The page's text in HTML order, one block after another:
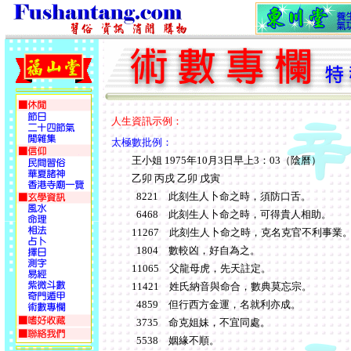
人生資訊示例：
太極數批例：
王小姐 1975年10月3日早上3：03（陰曆）
乙卯 丙戌 乙卯 戊寅
8221 此刻生人卜命之時，須防口舌。
6468 此刻生人卜命之時，可得貴人相助。
11267 此刻生人卜命之時，克名克官不利事業
1804 數較凶，好自為之。
11065 父龍母虎，先天註定。
11421 姓氏納音與命合，數典莫忘宗。
4859 但行西方金運，名就利亦成。
3735 命克姐妹，不宜同處。
5538 姻緣不順。